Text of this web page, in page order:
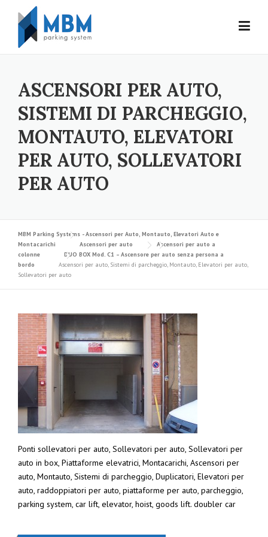
Skip to content
ASCENSORI PER AUTO,
SISTEMI DI PARCHEGGIO,
MONTAUTO, ELEVATORI
PER AUTO, SOLLEVATORI
PER AUTO
MBM Parking Systems - Ascensori per Auto, Montauto, Elevatori Auto e
Montacarichi
Ascensori per auto
Ascensori per auto a
colonne
DUO BOX Mod. C1 – Ascensore per auto senza persona a
bordo
Ascensori per auto, Sistemi di parcheggio, Montauto, Elevatori per auto,
Sollevatori per auto
Ponti sollevatori per auto, Sollevatori per auto, Sollevatori per
auto in box, Piattaforme elevatrici, Montacarichi, Ascensori per
auto, Montauto, Sistemi di parcheggio, Duplicatori, Elevatori per
auto, raddoppiatori per auto, piattaforme per auto, parcheggio,
parking system, car lift, elevator, hoist, goods lift. doubler car